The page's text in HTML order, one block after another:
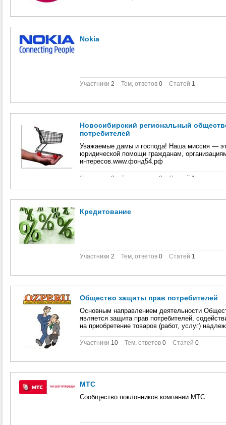
Nokia
Участники 2 Тем, ответов 0 Статей 1
Новосибирский региональный
потребителей
Уважаемые дамы и господа! Наша миссия —
юридической помощи гражданам,
интересов.www.фонд54.рф
Участники 2 Тем, ответов 0 Статей 1
Кредитование
Участники 2 Тем, ответов 0 Статей 1
Общество защиты прав потребителей
Основным направлением деятельности
является защита прав потребителей,
на приобретение товаров (работ, услуг)
Участники 10 Тем, ответов 0 Статей 0
МТС
Сообщество поклонников компании МТС